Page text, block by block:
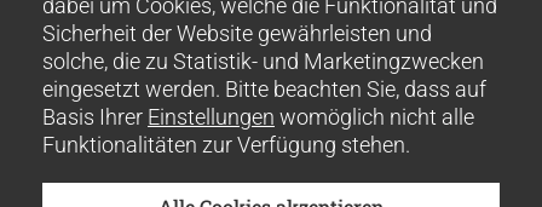
Erfolgsstories
Blog
Kontakt
Disclaimer
Impressum
AGB
Cookie-Einstellungen
dabei um Cookies, welche die Funktionalität und
Sicherheit der Website gewährleisten und
solche, die zu Statistik- und Marketingzwecken
eingesetzt werden. Bitte beachten Sie, dass auf
Basis Ihrer Einstellungen womöglich nicht alle
Funktionalitäten zur Verfügung stehen.